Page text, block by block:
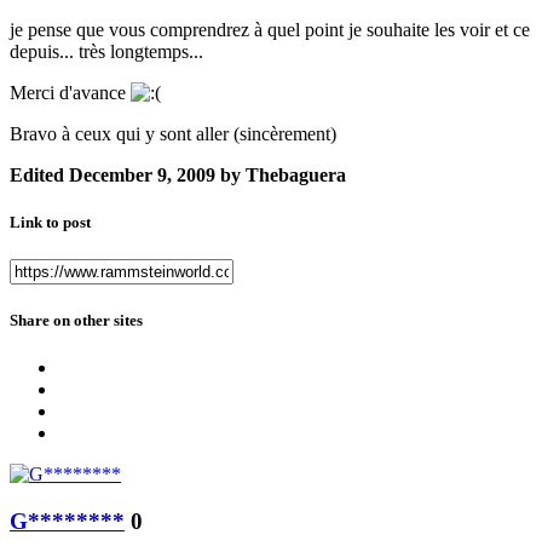
je pense que vous comprendrez à quel point je souhaite les voir et ce
depuis... très longtemps...
Merci d'avance
Bravo à ceux qui y sont aller (sincèrement)
Edited December 9, 2009 by Thebaguera
Link to post
Share on other sites
G******** 0